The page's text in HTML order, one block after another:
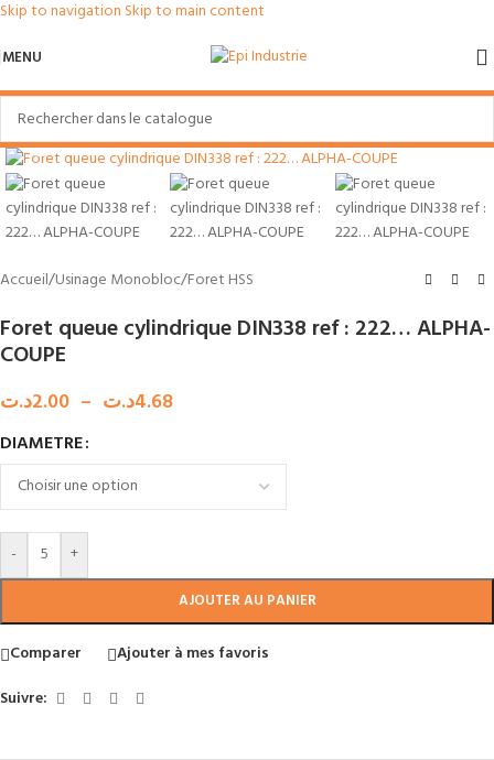
Skip to navigation Skip to main content
MENU
Accueil/Usinage Monobloc/Foret HSS
Foret queue cylindrique DIN338 ref : 222… ALPHA-
COUPE
2.00د.ت – 4.68د.ت
DIAMETRE
- +
AJOUTER AU PANIER
Comparer
Ajouter à mes favoris
Suivre: